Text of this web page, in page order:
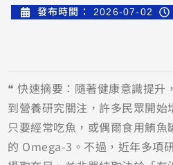
發布時間： 2026-07-02
❝ 快速摘要：隨著健康意識提升
到營養研究關注，許多民眾開始
只要經常吃魚，或偶爾食用鮪
的 Omega-3。不過，近年多項